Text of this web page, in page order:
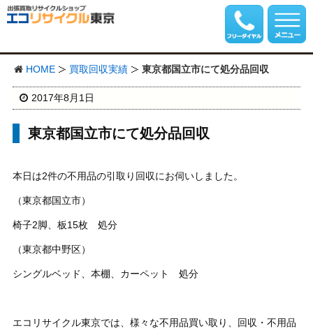
HOME 買取回収実績 東京都国立市にて処分品回収
2017年8月1日
東京都国立市にて処分品回収
本日は2件の不用品の引取り回収にお伺いしました。
（東京都国立市）
椅子2脚、板15枚 処分
（東京都中野区）
シングルベッド、本棚、カーペット 処分
エコリサイクル東京では、様々な不用品買い取り、回収・不用品